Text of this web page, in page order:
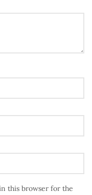
this browser for the